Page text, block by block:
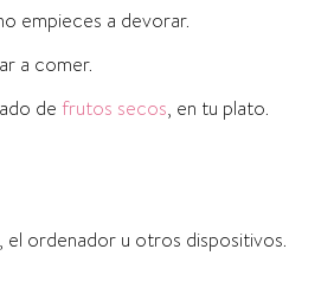
empieces a devorar.
a comer.
de frutos secos, en tu plato.
ordenador u otros dispositivos.